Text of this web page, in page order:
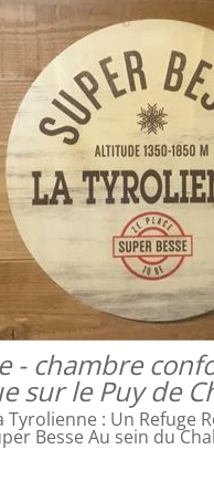
- chambre
sur le Puy de
Tyrolienne : Un Refuge
Besse Au sein du